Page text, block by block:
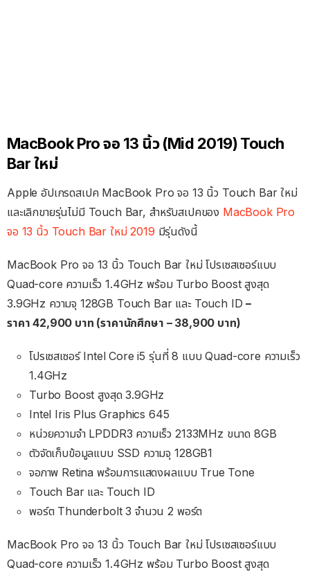
MacBook Pro จอ 13 นิ้ว (Mid 2019) Touch
Bar ใหม่
Apple อัปเกรดสเปค MacBook Pro จอ 13 นิ้ว Touch Bar ใหม่
และเลิกขายรุ่นไม่มี Touch Bar, สำหรับสเปคของ MacBook Pro
จอ 13 นิ้ว Touch Bar ใหม่ 2019 มีรุ่นดังนี้
MacBook Pro จอ 13 นิ้ว Touch Bar ใหม่ โปรเซสเซอร์แบบ
Quad-core ความเร็ว 1.4GHz พร้อม Turbo Boost สูงสุด
3.9GHz ความจุ 128GB Touch Bar และ Touch ID–
ราคา 42,900 บาท (ราคานักศึกษา – 38,900 บาท)
โปรเซสเซอร์ Intel Core i5 รุ่นที่ 8 แบบ Quad-core ความเร็ว
1.4GHz
Turbo Boost สูงสุด 3.9GHz
Intel Iris Plus Graphics 645
หน่วยความจำ LPDDR3 ความเร็ว 2133MHz ขนาด 8GB
ตัวจัดเก็บข้อมูลแบบ SSD ความจุ 128GB1
จอภาพ Retina พร้อมการแสดงผลแบบ True Tone
Touch Bar และ Touch ID
พอร์ต Thunderbolt 3 จำนวน 2 พอร์ต
MacBook Pro จอ 13 นิ้ว Touch Bar ใหม่ โปรเซสเซอร์แบบ
Quad-core ความเร็ว 1.4GHz พร้อม Turbo Boost สูงสุด